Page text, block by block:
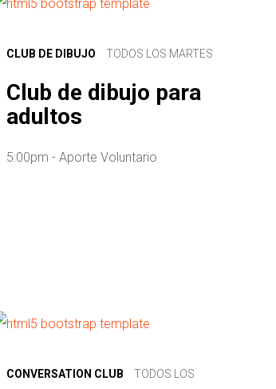
CLUB DE DIBUJO TODOS LOS MARTES
Club de dibujo para
adultos
5:00pm - Aporte Voluntario
CONVERSATION CLUB
TODOS LOS